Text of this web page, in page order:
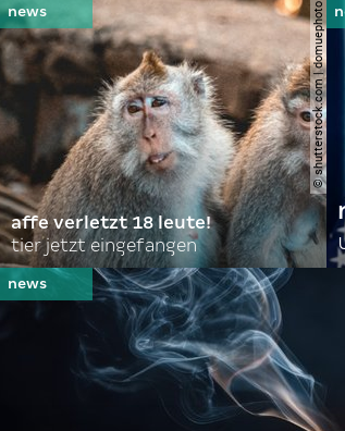
© shutterstock.com | domuephoto
affe verletzt 18 leute!
tier jetzt eingefangen